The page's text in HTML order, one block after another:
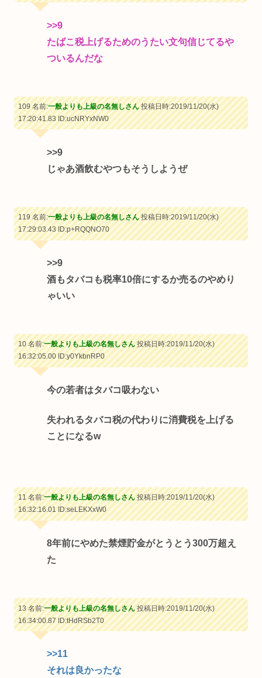
>>9
たばこ税上げるためのうたい文句信じてるや
ついるんだな
109 名前:一般よりも上級の名無しさん投稿日時:2019/11/20(水)
17:20:41.83ID:ucNRYxNW0
>>9
じゃあ酒飲むやつもそうしようぜ
119 名前:一般よりも上級の名無しさん投稿日時:2019/11/20(水)
17:29:03.43ID:p+RQQNO70
>>9
酒もタバコも税率10倍にするか売るのやめり
ゃいい
10 名前:一般よりも上級の名無しさん投稿日時:2019/11/20(水)
16:32:05.00ID:y0YkbnRP0
今の若者はタバコ吸わない
失われるタバコ税の代わりに消費税を上げる
ことになるw
11 名前:一般よりも上級の名無しさん投稿日時:2019/11/20(水)
16:32:16.01ID:seLEKXxW0
8年前にやめた禁煙貯金がとうとう300万超え
た
13 名前:一般よりも上級の名無しさん投稿日時:2019/11/20(水)
16:34:00.87ID:tHdRSb2T0
>>11
それは良かったな